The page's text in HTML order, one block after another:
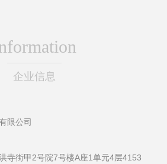
企业信息
限公司
寺街甲2号院7号楼A座1单元4层4153